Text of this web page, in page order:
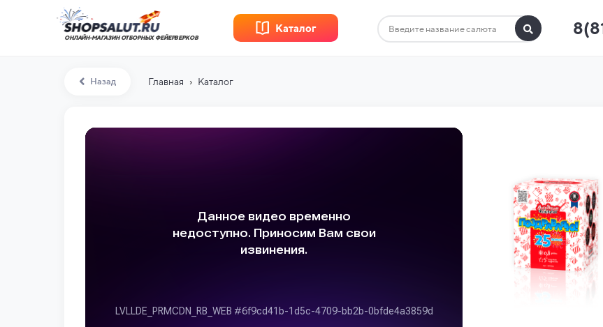
ОНЛАЙН-МАГАЗИН ОТБОРНЫХ ФЕЙЕРВЕРКОВ
Каталог
Назад Главная › Каталог